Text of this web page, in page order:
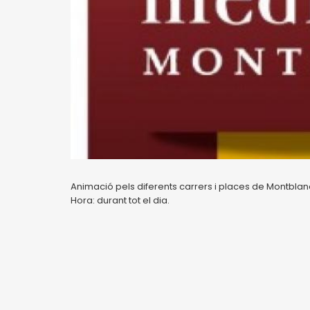
Animació pels diferents carrers i places de
Hora: durant tot el dia.